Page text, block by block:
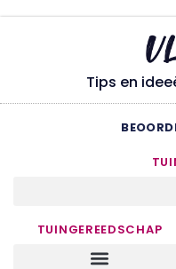
Tips en
TUINGEREEDSCHAP